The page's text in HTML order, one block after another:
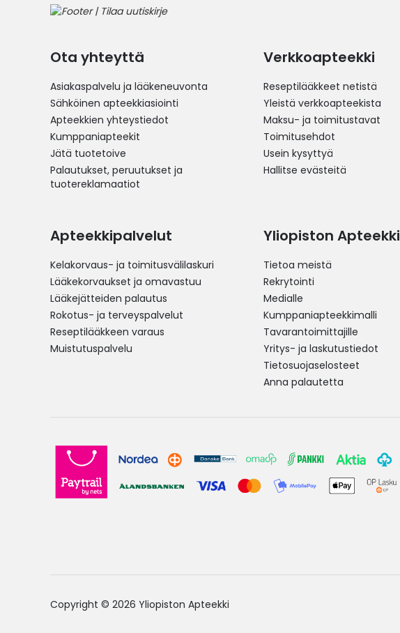
Ota yhteyttä
Asiakaspalvelu ja lääkeneuvonta
Sähköinen apteekkiasiointi
Apteekkien yhteystiedot
Kumppaniapteekit
Jätä tuotetoive
Palautukset, peruutukset ja
tuotereklamaatiot
Verkkoapteekki
Reseptilääkkeet netistä
Yleistä verkkoapteekista
Maksu- ja toimitustavat
Toimitusehdot
Usein kysyttyä
Hallitse evästeitä
Apteekkipalvelut
Kelakorvaus- ja toimitusvälilaskuri
Lääkekorvaukset ja omavastuu
Lääkejätteiden palautus
Rokotus- ja terveyspalvelut
Reseptilääkkeen varaus
Muistutuspalvelu
Yliopiston Apteekki
Tietoa meistä
Rekrytointi
Medialle
Kumppaniapteekkimalli
Tavarantoimittajille
Yritys- ja laskutustiedot
Tietosuojaselosteet
Anna palautetta
Copyright © 2026 Yliopiston Apteekki